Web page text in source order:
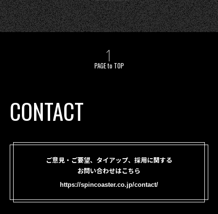
PAGE to TOP
CONTACT
ご意見・ご要望、タイアップ、採用に関する
お問い合わせはこちら
https://spincoaster.co.jp/contact/